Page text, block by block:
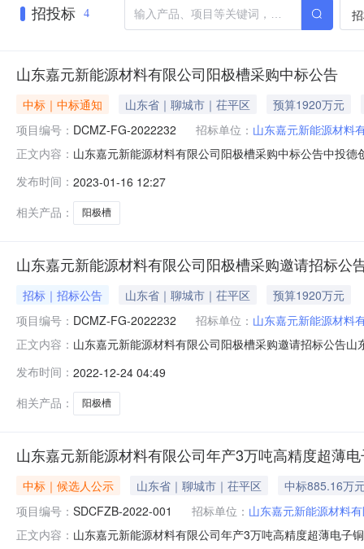
招投标 4
山东嘉元新能源材料有限公司阳极槽采购中标公告
中标｜中标通知 山东省｜聊城市｜茌平区
预算1920万元
项目编号： DCMZ-FG-2022232 招标单位： 山东嘉元新能源材料
正文内容： 山东嘉元新能源材料有限公司阳极槽采购中标公告中投
目内容：序号项目内容数量最高限价（元）12700x1380
发布时间： 2023-01-16 12:27
相关产品：
阳极槽
山东嘉元新能源材料有限公司阳极槽采购邀请招标公
招标｜招标公告 山东省｜聊城市｜茌平区
预算1920万元
项目编号： DCMZ-FG-2022232 招标单位： 山东嘉元新能源材料
正文内容： 山东嘉元新能源材料有限公司阳极槽采购邀请招标公告
项目名称：山东嘉元新能源材料有限公司阳极槽采购三
1
发布时间： 2022-12-24 04:49
相关产品：
阳极槽
山东嘉元新能源材料有限公司年产3万吨高精度超薄
中标｜候选人公示 山东省｜聊城市｜茌平区
中标885.16万
项目编号： SDCFZB-2022-001 招标单位： 山东嘉元新能源材料
正文内容： 山东嘉元新能源材料有限公司年产3万吨高精度超薄电子